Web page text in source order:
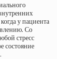
у пациента
Со
стресс
состояние